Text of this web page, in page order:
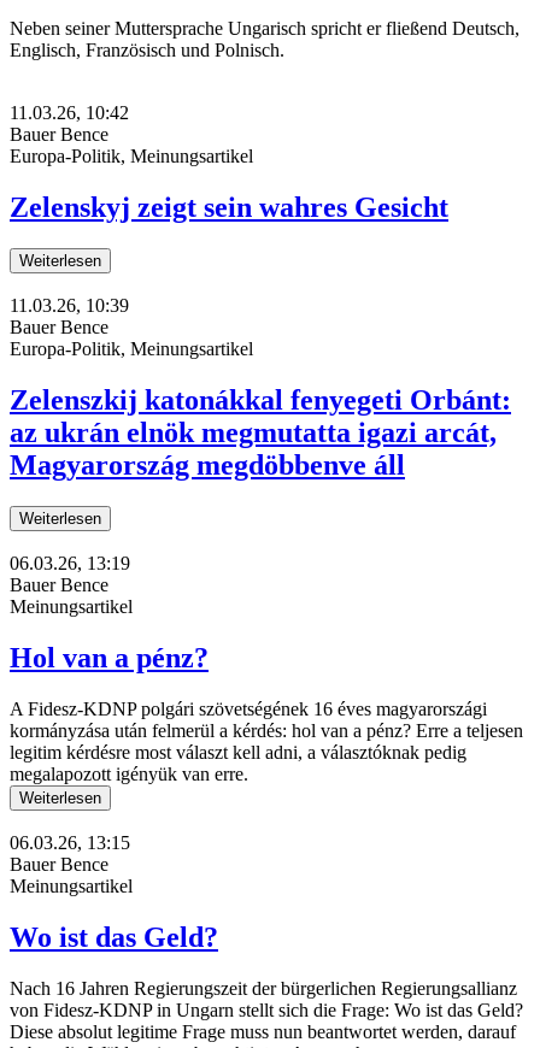
Neben seiner Muttersprache Ungarisch spricht er fließend Deutsch,
Englisch, Französisch und Polnisch.
11.03.26, 10:42
Bauer Bence
Europa-Politik, Meinungsartikel
Zelenskyj zeigt sein wahres Gesicht
Weiterlesen
11.03.26, 10:39
Bauer Bence
Europa-Politik, Meinungsartikel
Zelenszkij katonákkal fenyegeti Orbánt:
az ukrán elnök megmutatta igazi arcát,
Magyarország megdöbbenve áll
Weiterlesen
06.03.26, 13:19
Bauer Bence
Meinungsartikel
Hol van a pénz?
A Fidesz-KDNP polgári szövetségének 16 éves magyarországi
kormányzása után felmerül a kérdés: hol van a pénz? Erre a teljesen
legitim kérdésre most választ kell adni, a választóknak pedig
megalapozott igényük van erre.
Weiterlesen
06.03.26, 13:15
Bauer Bence
Meinungsartikel
Wo ist das Geld?
Nach 16 Jahren Regierungszeit der bürgerlichen Regierungsallianz
von Fidesz-KDNP in Ungarn stellt sich die Frage: Wo ist das Geld?
Diese absolut legitime Frage muss nun beantwortet werden, darauf